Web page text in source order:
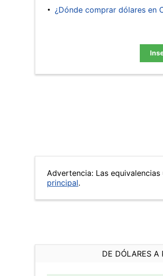
¿Dónde comprar dólares en
Advertencia: Las
principal.
DE DÓLARES A